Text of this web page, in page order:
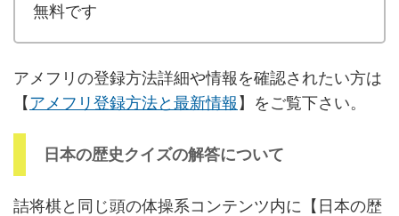
無料です
アメフリの登録方法詳細や情報を確認されたい方は
【アメフリ登録方法と最新情報】をご覧下さい。
日本の歴史クイズの解答について
詰将棋と同じ頭の体操系コンテンツ内に【日本の歴